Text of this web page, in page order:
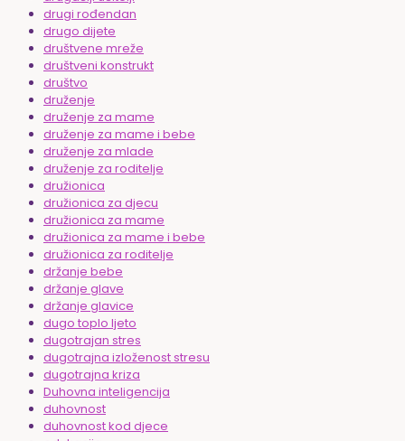
drugi rođendan
drugo dijete
društvene mreže
društveni konstrukt
društvo
druženje
druženje za mame
druženje za mame i bebe
druženje za mlade
druženje za roditelje
družionica
družionica za djecu
družionica za mame
družionica za mame i bebe
družionica za roditelje
držanje bebe
držanje glave
držanje glavice
dugo toplo ljeto
dugotrajan stres
dugotrajna izloženost stresu
dugotrajna kriza
Duhovna inteligencija
duhovnost
duhovnost kod djece